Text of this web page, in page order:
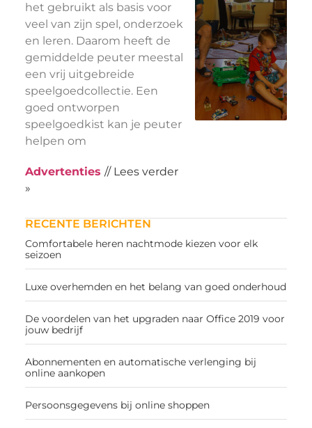
RECENTE BERICHTEN
Comfortabele heren nachtmode kiezen voor elk
seizoen
Luxe overhemden en het belang van goed onderhoud
De voordelen van het upgraden naar Office 2019 voor
jouw bedrijf
Abonnementen en automatische verlenging bij
online aankopen
Persoonsgegevens bij online shoppen
het gebruikt als basis voor
veel van zijn spel, onderzoek
en leren. Daarom heeft de
gemiddelde peuter meestal
een vrij uitgebreide
speelgoedcollectie. Een
goed ontworpen
speelgoedkist kan je peuter
helpen om
Advertenties // Lees verder
»